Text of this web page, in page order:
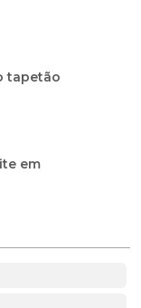
tapetão
em